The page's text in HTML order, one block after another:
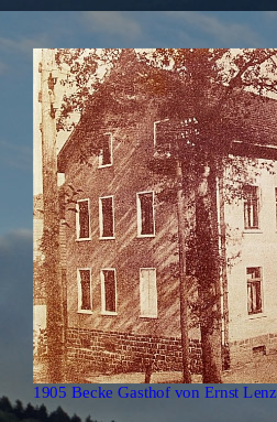
1905 Becke Gasthof von Ernst Lenz